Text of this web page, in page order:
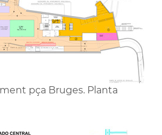
pça Bruges. Planta